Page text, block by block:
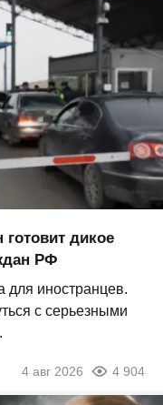
готовит дикое
РФ
для иностранцев.
с серьезными
4 авг 2026 4 904